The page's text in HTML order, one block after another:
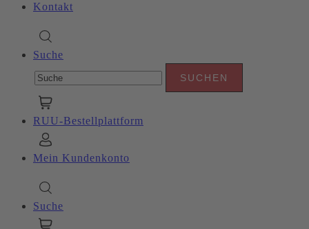
Kontakt
Suche
RUU-Bestellplattform
Mein Kundenkonto
Suche